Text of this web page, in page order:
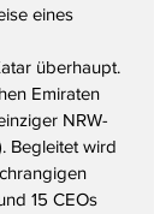
eines
überhaupt.
Emiraten
NRW-
Begleitet wird
15 CEOs